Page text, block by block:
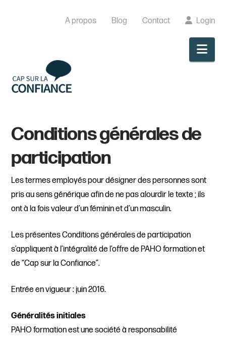
A propos Blog Contact Login
Conditions générales de
participation
Les termes employés pour désigner des personnes sont
pris au sens générique afin de ne pas alourdir le texte ; ils
ont à la fois valeur d’un féminin et d’un masculin.
Les présentes Conditions générales de participation
s’appliquent à l’intégralité de l’offre de PAHO formation et
de “Cap sur la Confiance”.
Entrée en vigueur : juin 2016.
Généralités initiales
PAHO formation est une société à responsabilité